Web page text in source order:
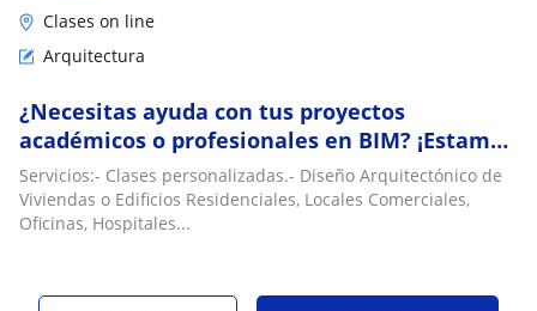
Clases on line
Arquitectura
¿Necesitas ayuda con tus proyectos
académicos o profesionales en BIM? ¡Estamos
aquí para ayudarte! Ofrecemos servicios de
diseño y
Servicios:- Clases personalizadas.- Diseño Arquitectónico de
Viviendas o Edificios Residenciales, Locales Comerciales,
Oficinas, Hospitales...